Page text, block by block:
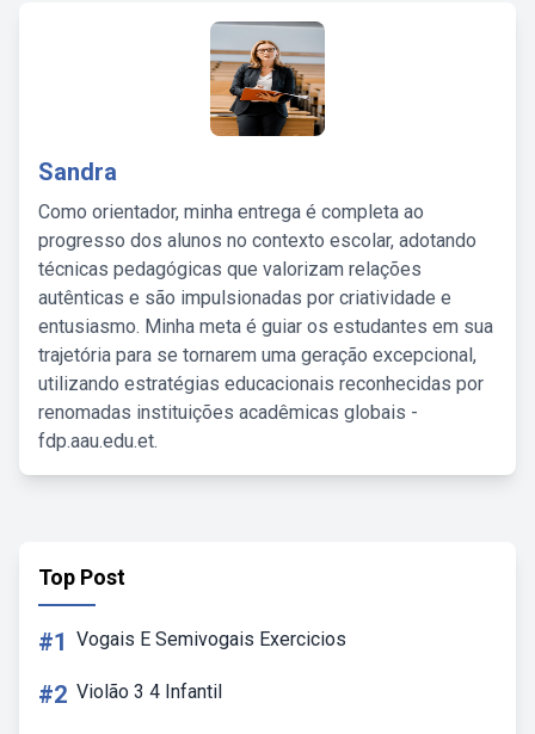
Sandra
Como orientador, minha entrega é completa ao
progresso dos alunos no contexto escolar, adotando
técnicas pedagógicas que valorizam relações
autênticas e são impulsionadas por criatividade e
entusiasmo. Minha meta é guiar os estudantes em sua
trajetória para se tornarem uma geração excepcional,
utilizando estratégias educacionais reconhecidas por
renomadas instituições acadêmicas globais -
fdp.aau.edu.et.
Top Post
#1 Vogais E Semivogais Exercicios
#2 Violão 3 4 Infantil